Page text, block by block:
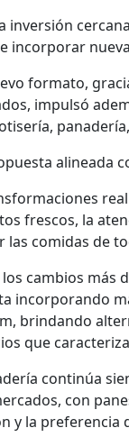
inversión
incorporar
formato,
impulsó
alineada
frescos, la
las comidas de
cambios más
incorporando
brindando
que
continúa
con
y la preferencia